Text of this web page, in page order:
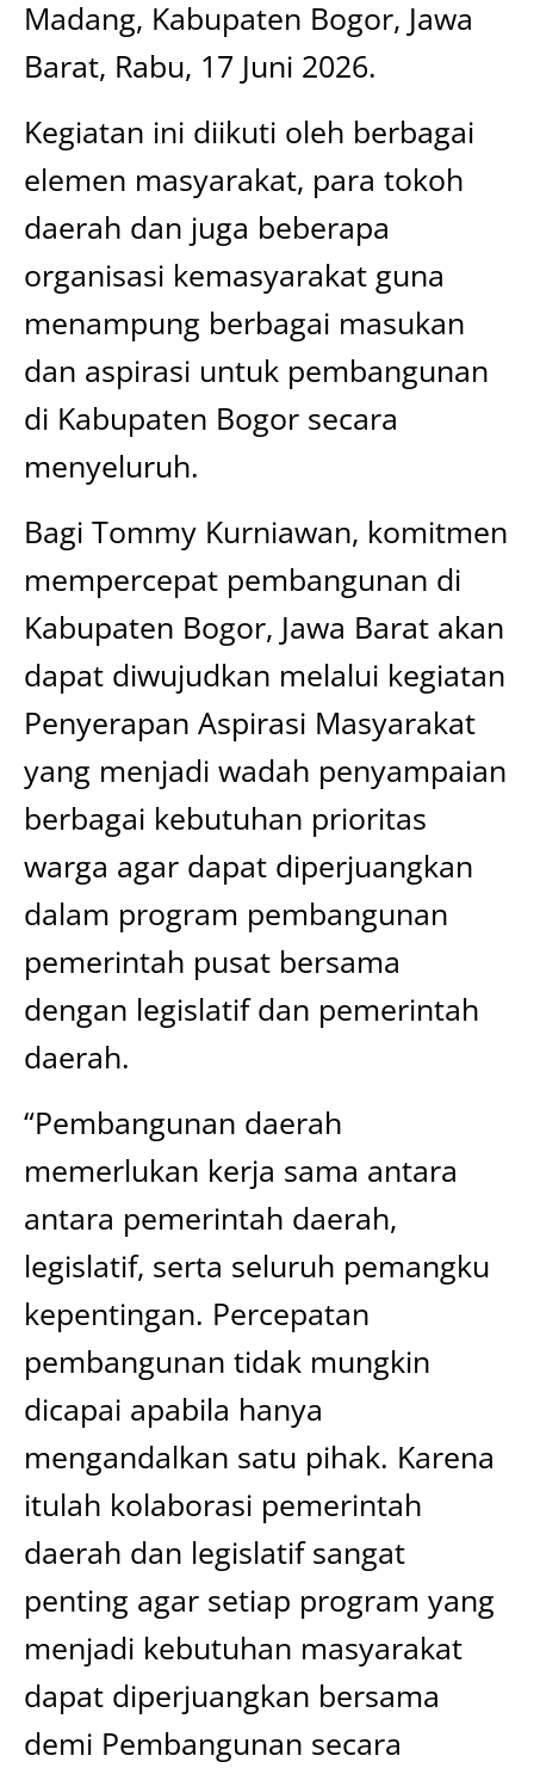
Madang, Kabupaten Bogor, Jawa
Barat, Rabu, 17 Juni 2026.
Kegiatan ini diikuti oleh berbagai
elemen masyarakat, para tokoh
daerah dan juga beberapa
organisasi kemasyarakat guna
menampung berbagai masukan
dan aspirasi untuk pembangunan
di Kabupaten Bogor secara
menyeluruh.
Bagi Tommy Kurniawan, komitmen
mempercepat pembangunan di
Kabupaten Bogor, Jawa Barat akan
dapat diwujudkan melalui kegiatan
Penyerapan Aspirasi Masyarakat
yang menjadi wadah penyampaian
berbagai kebutuhan prioritas
warga agar dapat diperjuangkan
dalam program pembangunan
pemerintah pusat bersama
dengan legislatif dan pemerintah
daerah.
“Pembangunan daerah
memerlukan kerja sama antara
antara pemerintah daerah,
legislatif, serta seluruh pemangku
kepentingan. Percepatan
pembangunan tidak mungkin
dicapai apabila hanya
mengandalkan satu pihak. Karena
itulah kolaborasi pemerintah
daerah dan legislatif sangat
penting agar setiap program yang
menjadi kebutuhan masyarakat
dapat diperjuangkan bersama
demi Pembangunan secara